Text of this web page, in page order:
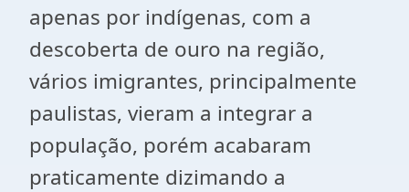
apenas por indígenas, com a
descoberta de ouro na região,
vários imigrantes, principalmente
paulistas, vieram a integrar a
população, porém acabaram
praticamente dizimando a